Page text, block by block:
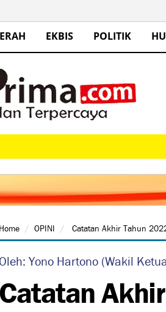
EKBIS POLITIK
Home OPINI Catatan Akhir Tahun
Yono Hartono (Wakil
Catatan